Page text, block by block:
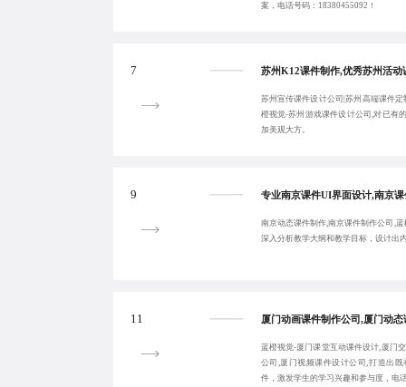
案，电话号码：18380455092！
7
苏州宣传课件设计公司|苏州高端课件
橙视觉-苏州游戏课件设计公司,对已有
加美观大方。
9
南京动态课件制作,南京课件制作公司,
深入分析教学大纲和教学目标，设计出
11
蓝橙视觉-厦门课堂互动课件设计,厦门
公司,厦门视频课件设计公司,打造出
件，激发学生的学习兴趣和参与度，电